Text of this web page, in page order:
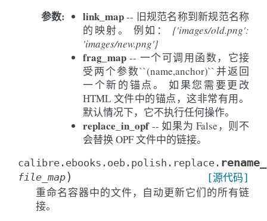
参数: link_map-- 旧规范名称到新规范名称
的映射。 例如： {'images/old.png':
'images/new.png'}
frag_map -- 一个可调用函数，它接
受两个参数``(name,anchor)``并返回
一个新的锚点。 如果您需要更改
HTML 文件中的锚点，这非常有用。
默认情况下，它不执行任何操作。
replace_in_opf-- 如果为 False，则不
会替换 OPF 文件中的链接。
calibre.ebooks.oeb.polish.replace.
file_map) [源代码]
重命名容器中的文件，自动更新它们的所有链
接。